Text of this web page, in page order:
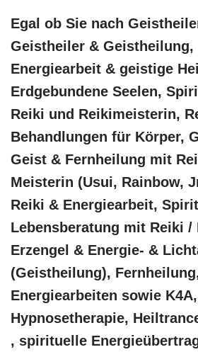
Egal ob Sie nach
Geistheiler & Geistheilung,
Energiearbeit & geistige
Erdgebundene Seelen,
Reiki und Reikimeisterin,
Behandlungen für Körper,
Geist & Fernheilung mit
Meisterin (Usui, Rainbow,
Reiki & Energiearbeit,
Lebensberatung mit Reiki /
Erzengel & Energie- &
(Geistheilung),
Energiearbeiten sowie K4A,
Hypnosetherapie,
, spirituelle